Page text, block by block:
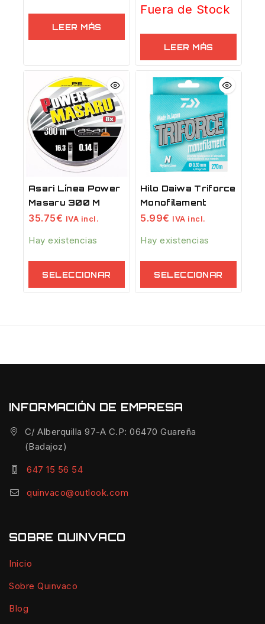
LEER MÁS
Fuera de Stock
LEER MÁS
Asari Línea Power
Masaru 300 M
35.75€ IVA incl.
Hay existencias
SELECCIONAR
OPCIONES
Hilo Daiwa Triforce
Monofilament
5.99€ IVA incl.
Hay existencias
SELECCIONAR
OPCIONES
INFORMACIÓN DE EMPRESA
C/ Alberquilla 97-A C.P: 06470 Guareña
(Badajoz)
647 15 56 54
quinvaco@outlook.com
SOBRE QUINVACO
Inicio
Sobre Quinvaco
Blog